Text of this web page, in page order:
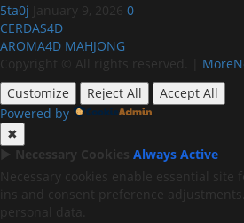
5ta0j January 9, 2026 0
CERDAS4D
AROMA4D MAHJONG
Copyright © All rights reserved.
Customize
Reject All
Accept All
Powered by
✖
► Necessary Cookies Always Active
Necessary cookies enable essential site
ins and consent preference
personal data.